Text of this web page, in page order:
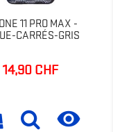
11 PRO MAX -
CARRÉS-GRIS
Prix
14,90 CHF
